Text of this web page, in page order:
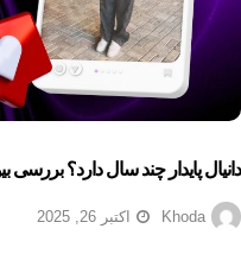
دانیال پایدار چند سال دارد؟ بررسی
Khoda اکتبر 26, 2025